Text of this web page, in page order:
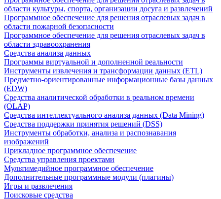
области культуры, спорта, организации досуга и развлечений
Программное обеспечение для решения отраслевых задач в
области пожарной безопасности
Программное обеспечение для решения отраслевых задач в
области здравоохранения
Средства анализа данных
Программы виртуальной и дополненной реальности
Инструменты извлечения и трансформации данных (ETL)
Предметно-ориентированные информационные базы данных
(EDW)
Средства аналитической обработки в реальном времени
(OLAP)
Средства интеллектуального анализа данных (Data Mining)
Средства поддержки принятия решений (DSS)
Инструменты обработки, анализа и распознавания
изображений
Прикладное программное обеспечение
Средства управления проектами
Мультимедийное программное обеспечение
Дополнительные программные модули (плагины)
Игры и развлечения
Поисковые средства